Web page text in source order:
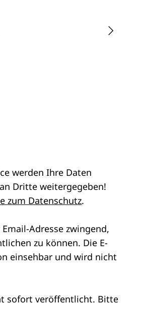
werden Ihre Daten
Dritte weitergegeben!
zum Datenschutz.
Adresse zwingend,
zu können. Die E-
einsehbar und wird nicht
sofort veröffentlicht. Bitte